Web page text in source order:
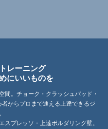
レーニング
にいいものを
間。チョーク・クラッシュパッド・
からプロまで通える上達できるジ
スプレッソ・上達ボルダリング壁。